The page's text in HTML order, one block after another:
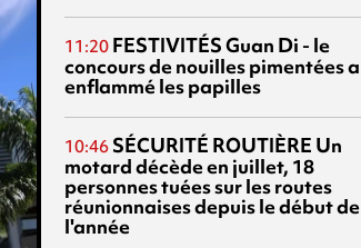
11:20 FESTIVITÉSGuan Di - le
concours de nouilles pimentées a
enflammé les papilles
10:46 SÉCURITÉ ROUTIÈRE Un
motard décède en juillet, 18
personnes tuées sur les routes
réunionnaises depuis le début de
l'année